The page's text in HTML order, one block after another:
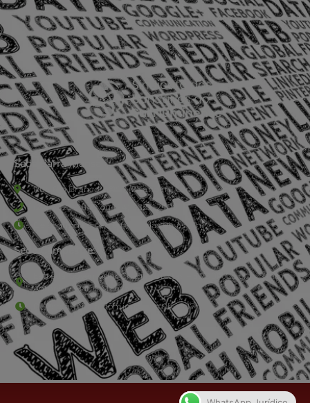
Sede Barra Mansa
Rua Rio Branco, nº107 (2º andar), Centro - Cep: 27.330-030
(24) 3323-2848 ou (24) 3323-2500
De segunda à sexta-feira , das 9h às 17h.
Sede Campestre:
Estrada Governador Chagas Freitas – 3.780 – Colônia Santo
Antônio – Barra Mansa
De terça-feira a domingo, das 9h às 17h